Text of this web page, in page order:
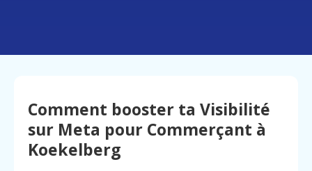
Comment booster ta Visibilité
sur Meta pour Commerçant à
Koekelberg